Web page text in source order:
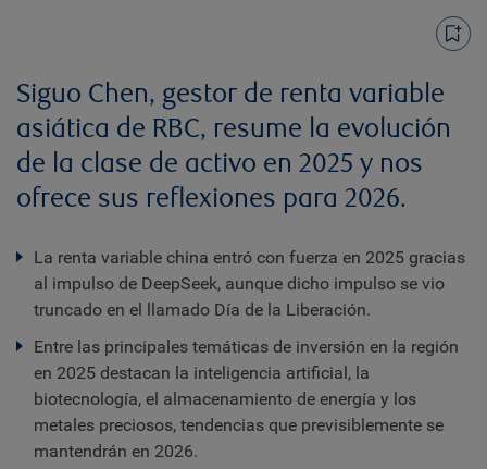
Siguo Chen, gestor de renta variable
asiática de RBC, resume la evolución
de la clase de activo en 2025 y nos
ofrece sus reflexiones para 2026.
La renta variable china entró con fuerza en 2025 gracias
al impulso de DeepSeek, aunque dicho impulso se vio
truncado en el llamado Día de la Liberación.
Entre las principales temáticas de inversión en la región
en 2025 destacan la inteligencia artificial, la
biotecnología, el almacenamiento de energía y los
metales preciosos, tendencias que previsiblemente se
mantendrán en 2026.